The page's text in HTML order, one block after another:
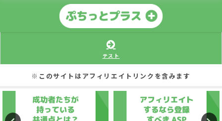
テスト
※このサイトはアフィリエイトリンクを含みます